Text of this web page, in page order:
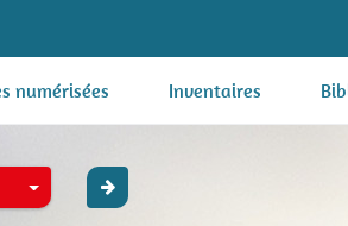
numérisées Inventaires